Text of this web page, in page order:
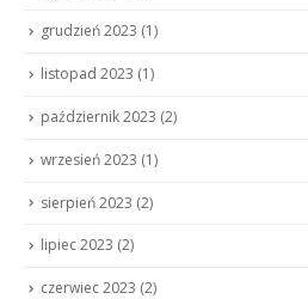
grudzień 2023 (1)
listopad 2023 (1)
październik 2023 (2)
wrzesień 2023 (1)
sierpień 2023 (2)
lipiec 2023 (2)
czerwiec 2023 (2)